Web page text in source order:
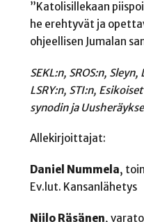
”Katolisillekaan
he erehtyvät ja
ohjeellisen Jumalan
SEKL:n, SROS:n, Sleyn,
LSRY:n, STI:n,
synodin ja
Allekirjoittajat:
Daniel Nummela,
Ev.lut. Kansanlähetys
Niilo Räsänen,